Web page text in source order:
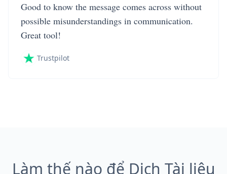
Good to know the message comes across without
possible misunderstandings in communication.
Great tool!
Trustpilot
Làm thế nào để Dịch Tài liệu